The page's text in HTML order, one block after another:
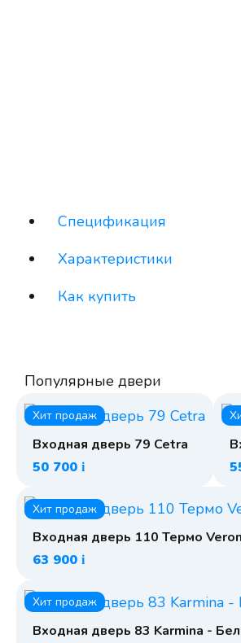
Спецификация
Характеристики
Как купить
Популярные двери
Хит продаж
Входная дверь 79 Cetra
50 700 i
Хит продаж
Входная дверь 110 Термо
63 900 i
Хит продаж
Входная дверь 83 Karmina -